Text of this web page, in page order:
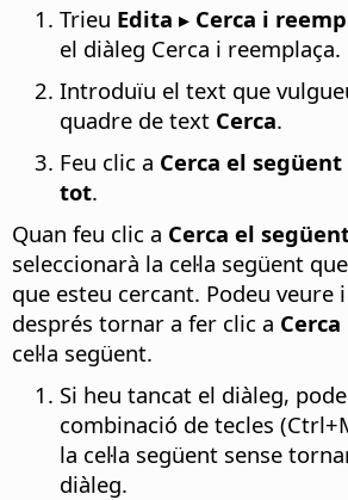
Trieu Edita ▸ Cerca i
el diàleg Cerca i reemplaça.
Introduïu el text que
quadre de text Cerca.
Feu clic a Cerca el següent
tot.
Quan feu clic a Cerca el
seleccionarà la cel·la següent
que esteu cercant. Podeu veure
després tornar a fer clic a Cerca
cel·la següent.
Si heu tancat el diàleg,
combinació de tecles (Ctrl
la cel·la següent sense
diàleg.